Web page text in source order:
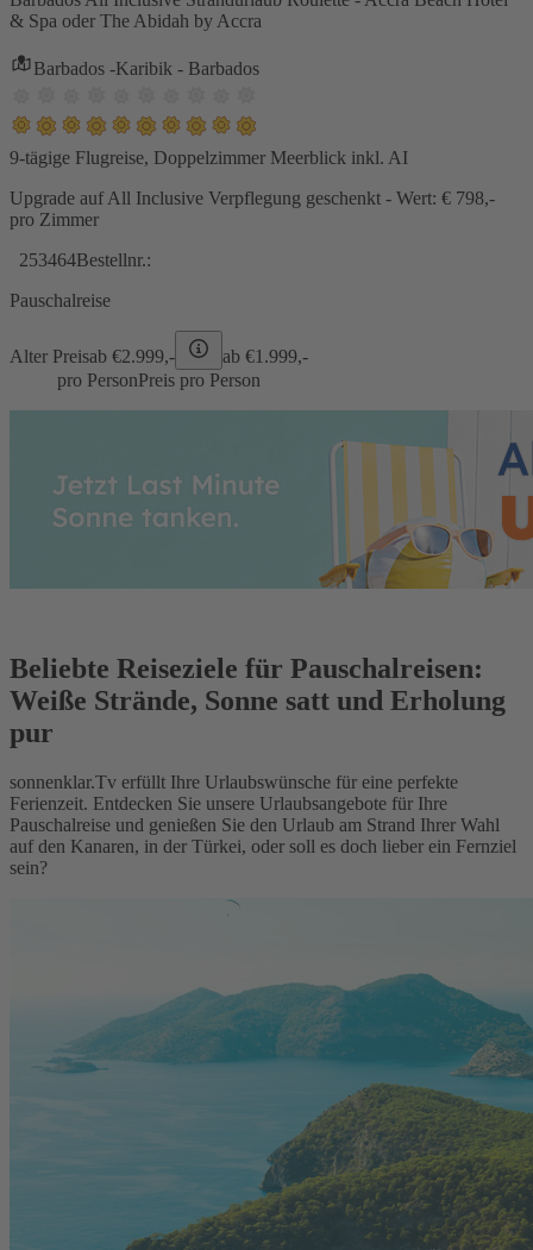
& Spa oder The Abidah by Accra
Barbados -Karibik - Barbados
9-tägige Flugreise, Doppelzimmer Meerblick inkl. AI
Upgrade auf All Inclusive Verpflegung geschenkt - Wert: € 798,-
pro Zimmer
253464Bestellnr.:
Pauschalreise
Alter Preisab €2.999,- ab €1.999,-
pro PersonPreis pro Person
Beliebte Reiseziele für Pauschalreisen:
Weiße Strände, Sonne satt und Erholung
pur
sonnenklar.Tv erfüllt Ihre Urlaubswünsche für eine perfekte
Ferienzeit. Entdecken Sie unsere Urlaubsangebote für Ihre
Pauschalreise und genießen Sie den Urlaub am Strand Ihrer Wahl
auf den Kanaren, in der Türkei, oder soll es doch lieber ein Fernziel
sein?